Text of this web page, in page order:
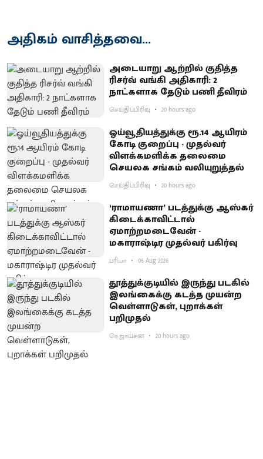
அதிகம் வாசித்தவை...
அடையாறு ஆற்றில் குதித்த
ரிசர்வ் வங்கி அதிகாரி: 2
நாட்களாக தேடும் பணி தீவிரம்
செய்திப்பிரிவு 20 hours ago
ஓய்வூதியத்துக்கு ரூ.14 ஆயிரம்
கோடி குறைப்பு - முதல்வர்
விளக்கமளிக்க தலைமை
செயலக சங்கம் வலியுறுத்தல்
செய்திப்பிரிவு 20 hours ago
‘ராமாயணா’ படத்துக்கு ஆஸ்கர்
கிடைக்காவிட்டால்
ஏமாற்றமடைவேன் -
மகாராஷ்டிர முதல்வர் பகிர்வு
ப்ரியா 06 Aug 2026
தூத்துக்குடியில் இருந்து படகில்
இலங்கைக்கு கடத்த முயன்ற
வெள்ளாடுகள், புறாக்கள்
பறிமுதல்
ரெ.ஜாய்சன் 20 hours ago